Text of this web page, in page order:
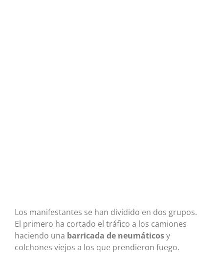
Los manifestantes se han dividido en dos grupos.
El primero ha cortado el tráfico a los camiones
haciendo una barricada de neumáticosy
colchones viejos a los que prendieron fuego.